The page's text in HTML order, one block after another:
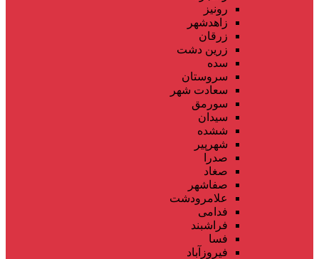
رونیز
زاهدشهر
زرقان
زرین دشت
سده
سروستان
سعادت شهر
سورمق
سیدان
ششده
شهرپیر
صدرا
صغاد
صفاشهر
علامرودشت
فدامی
فراشبند
فسا
فیروزآباد